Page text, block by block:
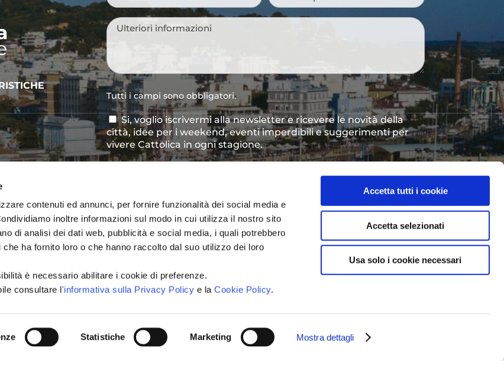
contenuti ed annunci, per fornire funzionalità dei social media e
inoltre informazioni sul modo in cui utilizza il nostro sito
di analisi dei dati web, pubblicità e social media, i quali potrebbero
ha fornito loro o che hanno raccolto dal suo utilizzo dei loro
è necessario abilitare i cookie di preferenze.
consultare l'informativa sulla Privacy Policy e laCookie Policy.
Statistiche Marketing Mostra dettagli
Accetta tutti i cookie
Accetta selezionati
Usa solo i cookie necessari
di
Messaggio*
Tutti i campi sono obbligatori.
Consenso
newsletter
Si, voglio iscrivermi alla newsletter e ricevere le novità della
città, idee per i weekend, eventi imperdibili e suggerimenti per
vivere Cattolica in ogni stagione.
CAPTCHA